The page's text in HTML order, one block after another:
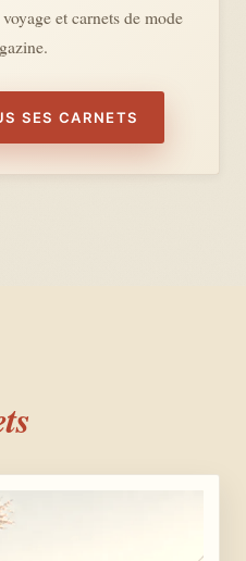
et carnets de mode
SES CARNETS